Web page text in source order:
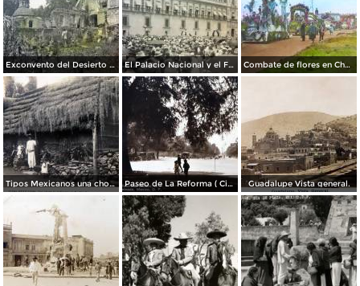
Exconvento del Desierto de Los Leones Ciudad de México. El Palacio Nacional y el Funeral de Venustiano Carranza Ciudad de México. Combate de flores en Chapultepec destaca el carro alegorico de La Tabaqueria El Buen Tono Ciudad de México
Tipos Mexicanos una choza de indigenas de Xochimilco por el Fotógrafo Félix Miret. Paseo de La Reforma ( Circulada el 25 de Febrero de 1944 ). Guadalupe Vista general.